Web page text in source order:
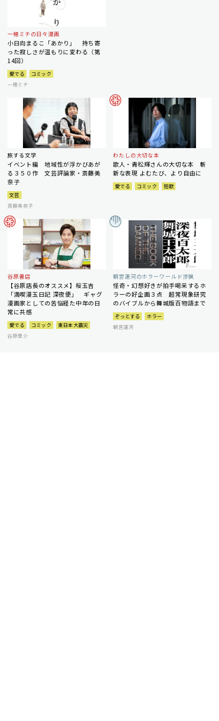
一穂ミチの日々漫画
小日向まるこ「あかり」 持ち寄
った寂しさが温もりに変わる（第
14回）
愛でる
コミック
一穂ミチ
旅する文学
イベント編 地域性が浮かびあが
る３５０作 文芸評論家・斎藤美
奈子
文芸
斎藤美奈子
わたしの大切な本
歌人・青松輝さんの大切な本 斬
新な表現 よむたび、より自由に
愛でる コミック 短歌
谷原書店
【谷原店長のオススメ】桜玉吉
「満喫漫玉日記 深夜便」 ギャグ
漫画家としての苦悩経た中年の日
常に共感
愛でる コミック
東日本大震災
谷原章介
朝宮運河のホラーワールド渉猟
怪奇・幻想好きが拍手喝采するホ
ラーの好企画３点 超常現象研究
のバイブルから舞城版百物語まで
ぞっとする
ホラー
朝宮運河